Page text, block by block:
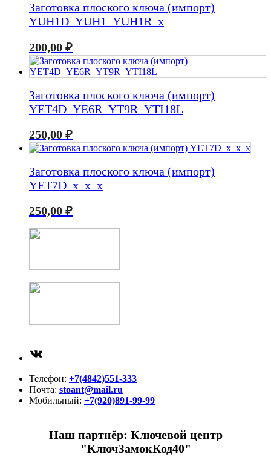
Заготовка плоского ключа (импорт)
YUH1D_YUH1_YUH1R_x
200,00 ₽
Заготовка плоского ключа (импорт)
YET4D_YE6R_YT9R_YTI18L
250,00 ₽
Заготовка плоского ключа (импорт)
YET7D_x_x_x
250,00 ₽
Телефон: +7(4842)551-333
Почта: stoant@mail.ru
Мобильный: +7(920)891-99-99
Наш партнёр: Ключевой центр
"КлючЗамокКод40"